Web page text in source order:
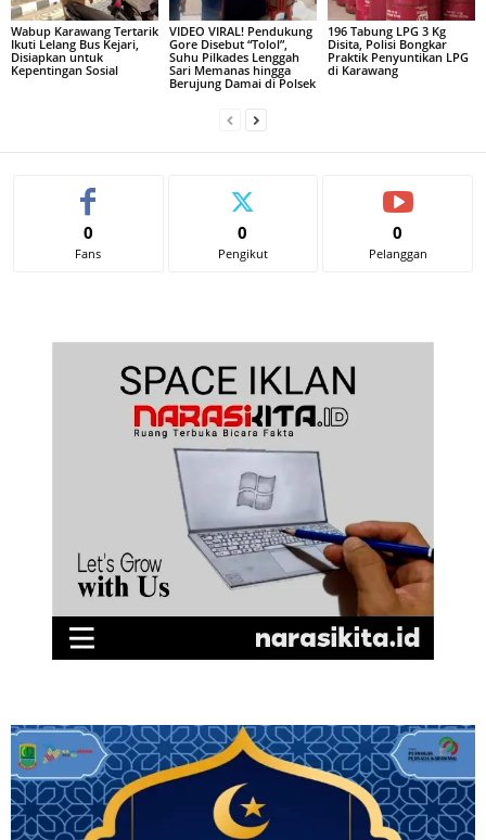
Wabup Karawang Tertarik
Ikuti Lelang Bus Kejari,
Disiapkan untuk
Kepentingan Sosial
VIDEO VIRAL! Pendukung
Gore Disebut “Tolol”,
Suhu Pilkades Lenggah
Sari Memanas hingga
Berujung Damai di Polsek
196 Tabung LPG 3 Kg
Disita, Polisi Bongkar
Praktik Penyuntikan LPG
di Karawang
0
Fans
0
Pengikut
0
Pelanggan